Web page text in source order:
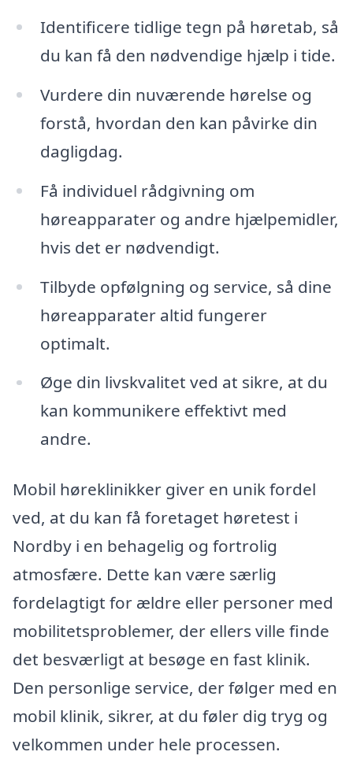
Identificere tidlige tegn på høretab, så
du kan få den nødvendige hjælp i tide.
Vurdere din nuværende hørelse og
forstå, hvordan den kan påvirke din
dagligdag.
Få individuel rådgivning om
høreapparater og andre hjælpemidler,
hvis det er nødvendigt.
Tilbyde opfølgning og service, så dine
høreapparater altid fungerer
optimalt.
Øge din livskvalitet ved at sikre, at du
kan kommunikere effektivt med
andre.
Mobil høreklinikker giver en unik fordel
ved, at du kan få foretaget høretest i
Nordby i en behagelig og fortrolig
atmosfære. Dette kan være særlig
fordelagtigt for ældre eller personer med
mobilitetsproblemer, der ellers ville finde
det besværligt at besøge en fast klinik.
Den personlige service, der følger med en
mobil klinik, sikrer, at du føler dig tryg og
velkommen under hele processen.